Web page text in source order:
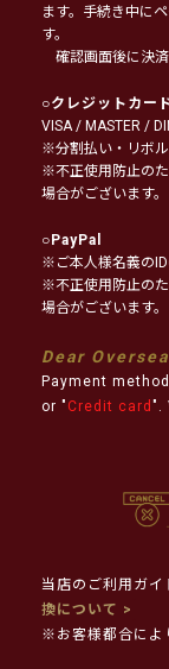
ます。手続き中に
す。
確認画面後に決済
○クレジットカー
VISA / MASTER /
※分割払い・リボル
※不正使用防止の
場合がございます。
○PayPal
※ご本人様名義のID
※不正使用防止の
場合がございます。
Dear
Payment
or " Credit card ".
当店のご利用ガ
換について >
※お客様都合によ